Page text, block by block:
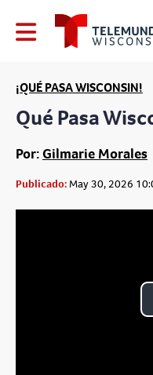
¡QUÉ PASA WISCONSIN!
Qué Pasa
Por: Gilmarie Morales
Publicado: May 30, 2026